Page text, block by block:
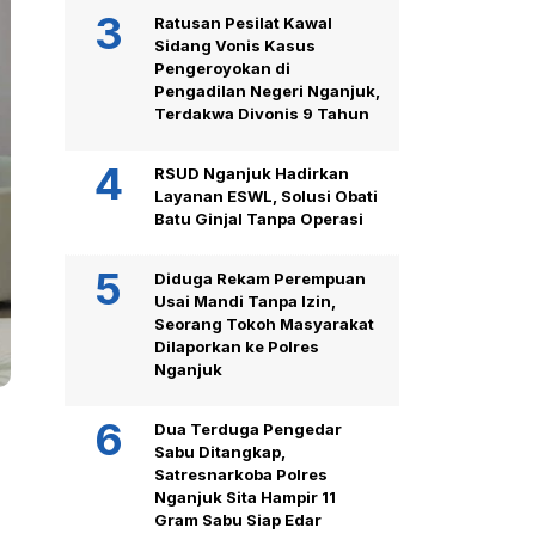
Ratusan Pesilat Kawal
Sidang Vonis Kasus
Pengeroyokan di
Pengadilan Negeri Nganjuk,
Terdakwa Divonis 9 Tahun
RSUD Nganjuk Hadirkan
Layanan ESWL, Solusi Obati
Batu Ginjal Tanpa Operasi
Diduga Rekam Perempuan
Usai Mandi Tanpa Izin,
Seorang Tokoh Masyarakat
Dilaporkan ke Polres
Nganjuk
Dua Terduga Pengedar
Sabu Ditangkap,
Satresnarkoba Polres
Nganjuk Sita Hampir 11
Gram Sabu Siap Edar